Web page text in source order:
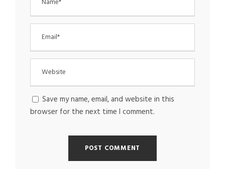
Save my name, email, and website in this
browser for the next time I comment.